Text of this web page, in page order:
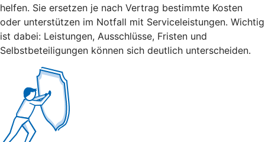
helfen. Sie ersetzen je nach Vertrag bestimmte Kosten
oder unterstützen im Notfall mit Serviceleistungen. Wichtig
ist dabei: Leistungen, Ausschlüsse, Fristen und
Selbstbeteiligungen können sich deutlich unterscheiden.